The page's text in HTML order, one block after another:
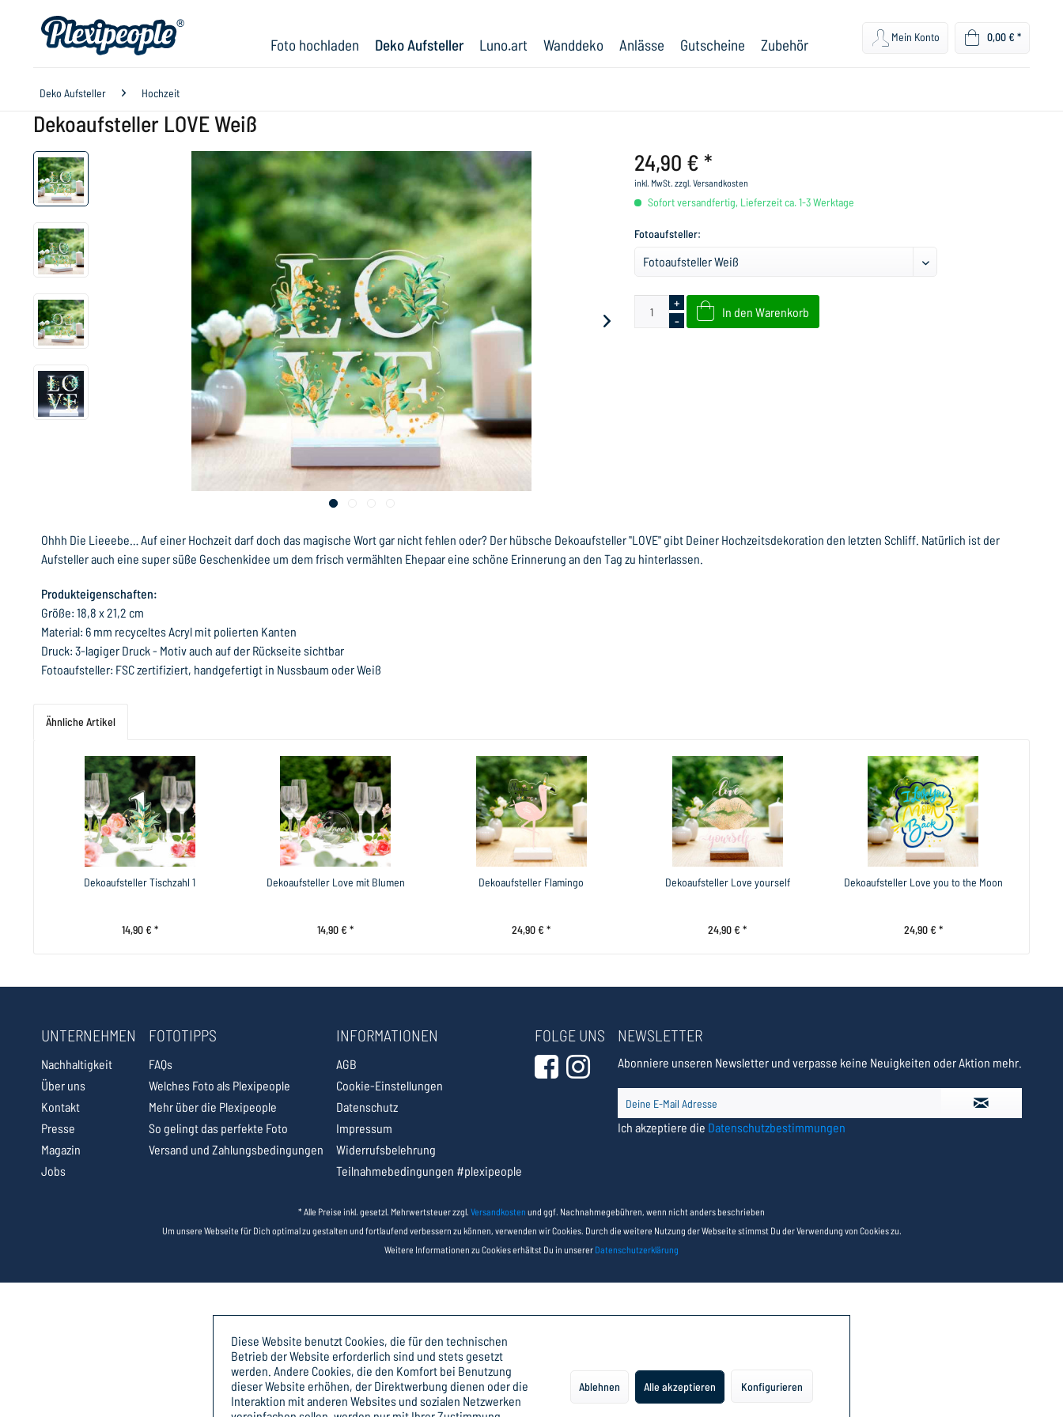
Foto hochladen Deko Aufsteller Luno.art Wanddeko Anlässe Gutscheine Zubehör Mein Konto 0,00 € *
Deko Aufsteller Hochzeit
Dekoaufsteller LOVE Weiß
24,90 € *
inkl. MwSt. zzgl. Versandkosten
Sofort versandfertig, Lieferzeit ca. 1-3 Werktage
Fotoaufsteller:
+
-
In den Warenkorb
Ohhh Die Lieeebe… Auf einer Hochzeit darf doch das magische Wort gar nicht fehlen oder? Der hübsche Dekoaufsteller "LOVE" gibt Deiner Hochzeitsdekoration den letzten Schliff. Natürlich ist der
Aufsteller auch eine super süße Geschenkidee um dem frisch vermählten Ehepaar eine schöne Erinnerung an den Tag zu hinterlassen.
Produkteigenschaften:
Größe: 18,8 x 21,2 cm
Material: 6 mm recyceltes Acryl mit polierten Kanten
Druck: 3-lagiger Druck - Motiv auch auf der Rückseite sichtbar
Fotoaufsteller: FSC zertifiziert, handgefertigt in Nussbaum oder Weiß
Ähnliche Artikel
Dekoaufsteller Tischzahl 1
14,90 € *
Dekoaufsteller Love mit Blumen
14,90 € *
Dekoaufsteller Flamingo
24,90 € *
Dekoaufsteller Love yourself
24,90 € *
Dekoaufsteller Love you to the Moon
24,90 € *
UNTERNEHMEN
Nachhaltigkeit
Über uns
Kontakt
Presse
Magazin
Jobs
FOTOTIPPS
FAQs
Welches Foto als Plexipeople
Mehr über die Plexipeople
So gelingt das perfekte Foto
Versand und Zahlungsbedingungen
INFORMATIONEN
AGB
Cookie-Einstellungen
Datenschutz
Impressum
Widerrufsbelehrung
Teilnahmebedingungen #plexipeople
FOLGE UNS NEWSLETTER
Abonniere unseren Newsletter und verpasse keine Neuigkeiten oder Aktion mehr.
Ich akzeptiere die Datenschutzbestimmungen
* Alle Preise inkl. gesetzl. Mehrwertsteuer zzgl. Versandkosten und ggf. Nachnahmegebühren, wenn nicht anders beschrieben
Um unsere Webseite für Dich optimal zu gestalten und fortlaufend verbessern zu können, verwenden wir Cookies. Durch die weitere Nutzung der Webseite stimmst Du der Verwendung von Cookies zu.
Weitere Informationen zu Cookies erhältst Du in unserer Datenschutzerklärung
Diese Website benutzt Cookies, die für den technischen
Betrieb der Website erforderlich sind und stets gesetzt
werden. Andere Cookies, die den Komfort bei Benutzung
dieser Website erhöhen, der Direktwerbung dienen oder die
Interaktion mit anderen Websites und sozialen Netzwerken
Ablehnen Alle akzeptieren Konfigurieren